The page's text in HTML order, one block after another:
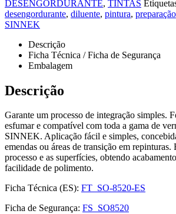
DESENGORDURANTE, TINTAS
desengordurante, diluente, pintura, preparação
SINNEK
Descrição
Ficha Técnica / Ficha de Segurança
Embalagem
Descrição
Garante um processo de integração simples.
esfumar e compatível com toda a gama de
SINNEK. Aplicação fácil e simples,
emendas ou áreas de transição em repinturas.
processo e as superfícies, obtendo
facilidade de polimento.
Ficha Técnica (ES): FT_SO-8520-ES
Ficha de Segurança: FS_SO8520